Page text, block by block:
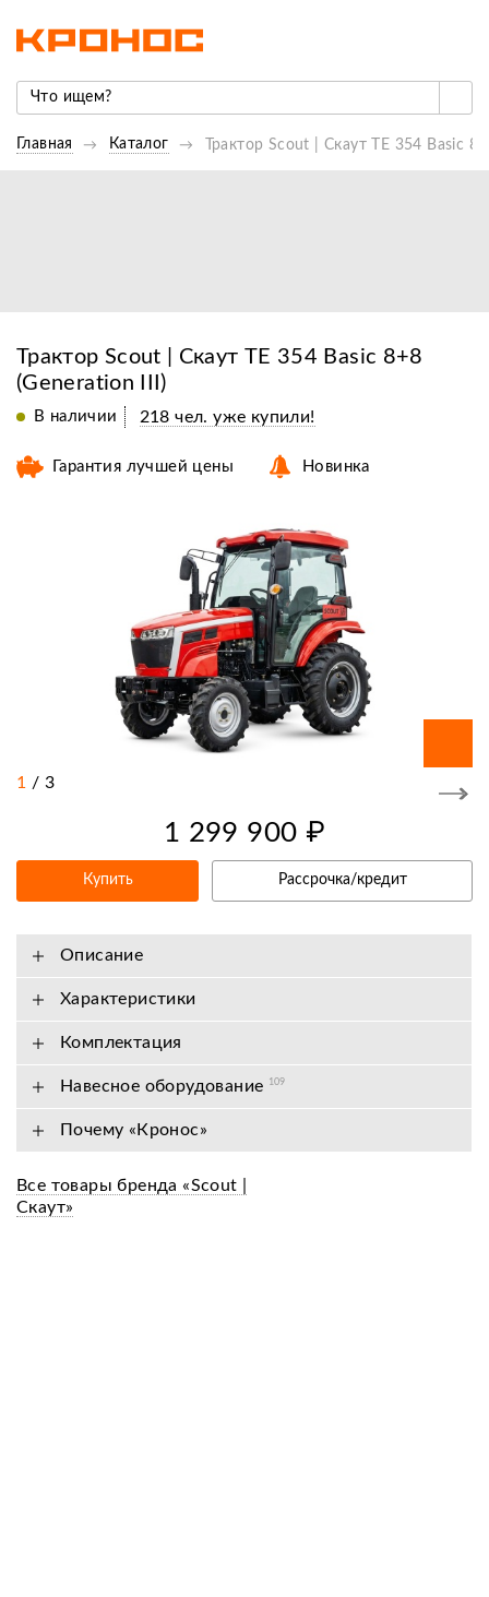
Главная Каталог Трактор Scout | Скаут TE 354 Basic
Трактор Scout | Скаут TE 354 Basic 8+8
(Generation III)
В наличии 218 чел. уже купили!
Гарантия лучшей цены Новинка
1 / 3
1 299 900 ₽
Купить Рассрочка/кредит
Описание
Характеристики
Комплектация
Навесное оборудование 109
Почему «Кронос»
Все товары бренда «Scout |
Скаут»